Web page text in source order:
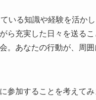
いる知識や経験を活か
ら充実した日々を送る
。あなたの行動が、周
参加することを考えて